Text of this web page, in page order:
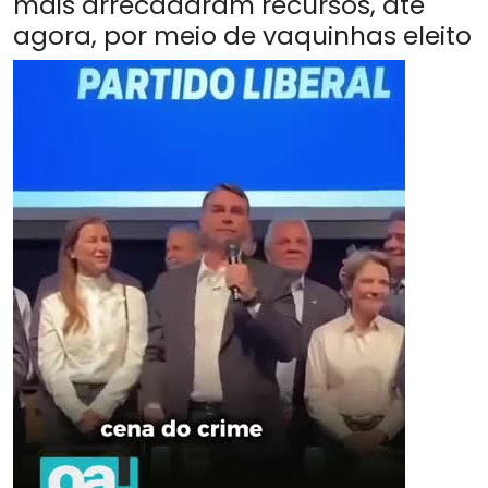
agora, por meio de vaquinhas eleito